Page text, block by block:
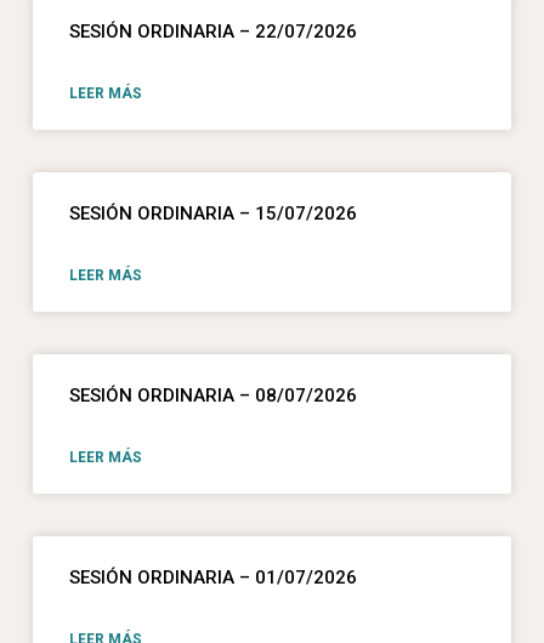
SESIÓN ORDINARIA – 22/07/2026
LEER MÁS
SESIÓN ORDINARIA – 15/07/2026
LEER MÁS
SESIÓN ORDINARIA – 08/07/2026
LEER MÁS
SESIÓN ORDINARIA – 01/07/2026